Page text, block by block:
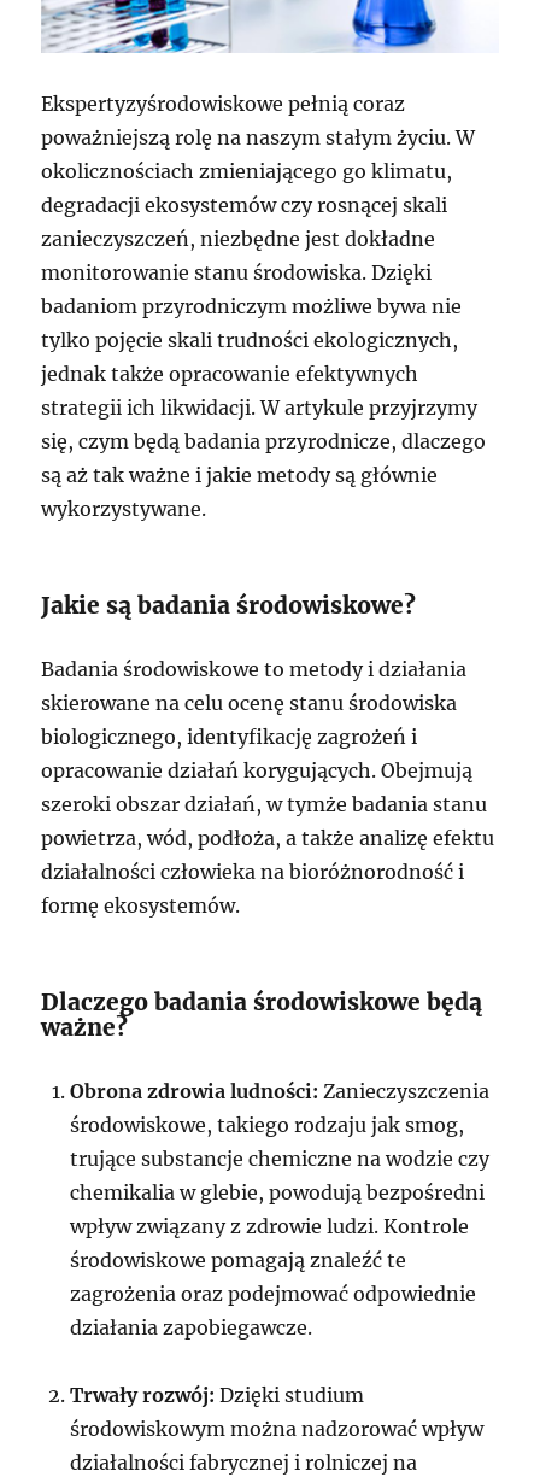
Ekspertyzyśrodowiskowe pełnią coraz
poważniejszą rolę na naszym stałym życiu. W
okolicznościach zmieniającego go klimatu,
degradacji ekosystemów czy rosnącej skali
zanieczyszczeń, niezbędne jest dokładne
monitorowanie stanu środowiska. Dzięki
badaniom przyrodniczym możliwe bywa nie
tylko pojęcie skali trudności ekologicznych,
jednak także opracowanie efektywnych
strategii ich likwidacji. W artykule przyjrzymy
się, czym będą badania przyrodnicze, dlaczego
są aż tak ważne i jakie metody są głównie
wykorzystywane.
Jakie są badania środowiskowe?
Badania środowiskowe to metody i działania
skierowane na celu ocenę stanu środowiska
biologicznego, identyfikację zagrożeń i
opracowanie działań korygujących. Obejmują
szeroki obszar działań, w tymże badania stanu
powietrza, wód, podłoża, a także analizę efektu
działalności człowieka na bioróżnorodność i
formę ekosystemów.
Dlaczego badania środowiskowe będą
ważne?
Obrona zdrowia ludności: Zanieczyszczenia
środowiskowe, takiego rodzaju jak smog,
trujące substancje chemiczne na wodzie czy
chemikalia w glebie, powodują bezpośredni
wpływ związany z zdrowie ludzi. Kontrole
środowiskowe pomagają znaleźć te
zagrożenia oraz podejmować odpowiednie
działania zapobiegawcze.
Trwały rozwój: Dzięki studium
środowiskowym można nadzorować wpływ
działalności fabrycznej i rolniczej na